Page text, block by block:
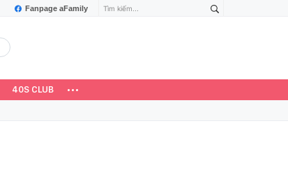
Fanpage aFamily
40S CLUB